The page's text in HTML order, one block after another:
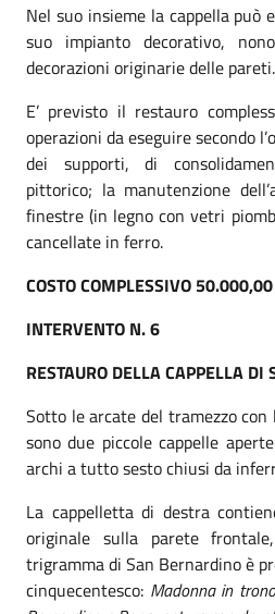
Nel suo insieme la cappella può
suo impianto decorativo,
decorazioni originarie delle pareti.
E’ previsto il restauro
operazioni da eseguire secondo
dei supporti, di
pittorico; la manutenzione
finestre (in legno con vetri
cancellate in ferro.
COSTO COMPLESSIVO
INTERVENTO N. 6
RESTAURO DELLA CAPPELLA
Sotto le arcate del tramezzo
sono due piccole cappelle
archi a tutto sesto chiusi da
La cappelletta di destra
originale sulla parete
trigramma di San Bernardino è
cinquecentesco: Madonna in